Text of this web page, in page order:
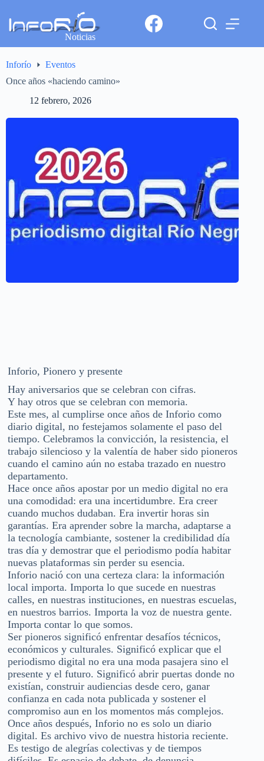
Noticias
Inforío
Eventos
Once años «haciendo camino»
12 febrero, 2026
Inforio, Pionero y presente
Hay aniversarios que se celebran con cifras.
Y hay otros que se celebran con memoria.
Este mes, al cumplirse once años de Inforio como
diario digital, no festejamos solamente el paso del
tiempo. Celebramos la convicción, la resistencia, el
trabajo silencioso y la valentía de haber sido pioneros
cuando el camino aún no estaba trazado en nuestro
departamento.
Hace once años apostar por un medio digital no era
una comodidad: era una incertidumbre. Era creer
cuando muchos dudaban. Era invertir horas sin
garantías. Era aprender sobre la marcha, adaptarse a
la tecnología cambiante, sostener la credibilidad día
tras día y demostrar que el periodismo podía habitar
nuevas plataformas sin perder su esencia.
Inforio nació con una certeza clara: la información
local importa. Importa lo que sucede en nuestras
calles, en nuestras instituciones, en nuestras escuelas,
en nuestros barrios. Importa la voz de nuestra gente.
Importa contar lo que somos.
Ser pioneros significó enfrentar desafíos técnicos,
económicos y culturales. Significó explicar que el
periodismo digital no era una moda pasajera sino el
presente y el futuro. Significó abrir puertas donde no
existían, construir audiencias desde cero, ganar
confianza en cada nota publicada y sostener el
compromiso aun en los momentos más complejos.
Once años después, Inforio no es solo un diario
digital. Es archivo vivo de nuestra historia reciente.
Es testigo de alegrías colectivas y de tiempos